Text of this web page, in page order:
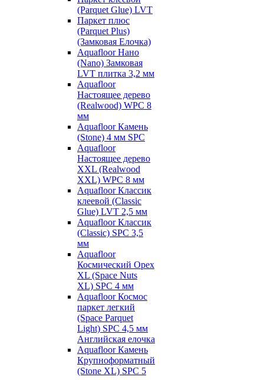
(Parquet Glue) LVT
Паркет плюс
(Parquet Plus)
(Замковая Елочка)
Aquafloor Нано
(Nano) Замковая
LVT плитка 3,2 мм
Aquafloor
Настоящее дерево
(Realwood) WPC 8
мм
Aquafloor Камень
(Stone) 4 мм SPC
Aquafloor
Настоящее дерево
XXL (Realwood
XXL) WPC 8 мм
Aquafloor Классик
клеевой (Classic
Glue) LVT 2,5 мм
Aquafloor Классик
(Classic) SPC 3,5
мм
Aquafloor
Космический Орех
XL (Space Nuts
XL) SPC 4 мм
Aquafloor Космос
паркет легкий
(Space Parquet
Light) SPC 4,5 мм
Английская елочка
Aquafloor Камень
Крупноформатный
(Stone XL) SPC 5